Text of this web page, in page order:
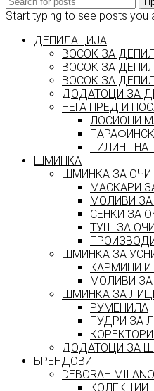
Start typing to see posts you
ДЕПИЛАЦИЈА
ВОСОК ЗА
ВОСОК ЗА
ВОСОК ЗА
ДОДАТОЦИ ЗА
НЕГА ПРЕД И
ЛОСИОНИ
ПИЛИНГ НА
ШМИНКА
ШМИНКА ЗА ОЧИ
МАСКАРИ
МОЛИВИ ЗА
СЕНКИ ЗА
ТУШ ЗА ОЧИ
ШМИНКА ЗА
КАРМИНИ И
МОЛИВИ ЗА
ШМИНКА ЗА
РУМЕНИЛА
ПУДРИ ЗА
ДОДАТОЦИ ЗА
БРЕНДОВИ
DEBORAH MILANO
КОЛЕКЦИИ